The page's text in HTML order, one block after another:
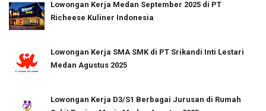
Lowongan Kerja Medan September 2025 di PT
Richeese Kuliner Indonesia
Lowongan Kerja SMA SMK di PT Srikandi Inti Lestari
Medan Agustus 2025
Lowongan Kerja D3/S1 Berbagai Jurusan di Rumah